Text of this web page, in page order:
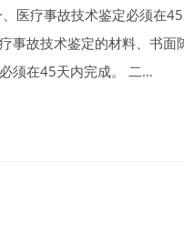
医疗事故技术鉴定必须在
事故技术鉴定的材料、书
须在45天内完成。 二…